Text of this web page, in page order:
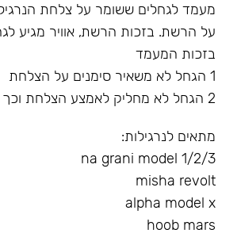
מעמד לגחלים ששומר על צלחת
על הרשת. בזכות הרשת, אוויר מגיע
בזכות המעמד
1 הגחל לא משאיר סימנים על הצלחת
2 הגחל לא מחליק לאמצע הצלחת וכך לא מחמם את הראש/שורף את הגומייה
מתאים לנרגילות:
na grani model 1/2/3
misha revolt
alpha model x
hoob mars